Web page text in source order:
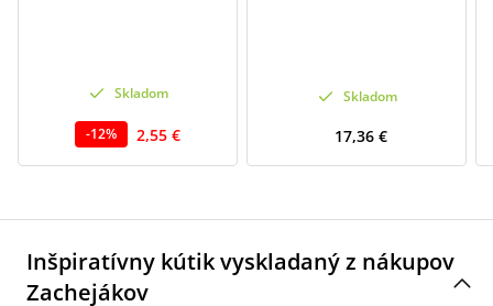
Skladom
-12% 2,55 €
Skladom
17,36 €
Inšpiratívny kútik vyskladaný z nákupov
Zachejákov